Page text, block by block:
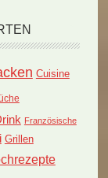
Cuisine
Französische
Grillen